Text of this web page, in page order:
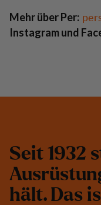
Mehr über Per:
Instagram und
Seit 1932 s
Ausrüstun
hält. Das is